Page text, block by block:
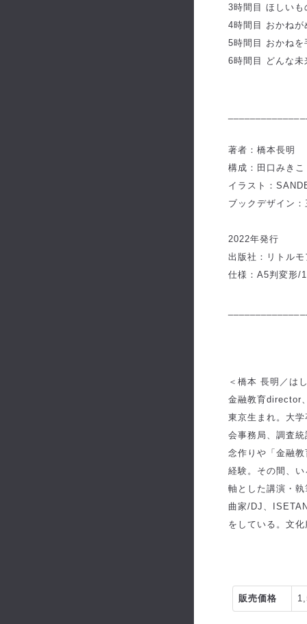
3時間目 ほしい
4時間目 おかね
5時間目 おかね
6時間目 どんな
著者：橋本長明
構成：田口みきこ
イラスト：
ブックデザイン
2022年発行
出版社：リトルモ
仕様：A5判変形/
＜橋本 長明／は
金融教育director
東京生まれ。大
会事務局、調査
念作りや「金融
経験。その間、
軸とした講演・
曲家/DJ、
をしている。文
販売価格